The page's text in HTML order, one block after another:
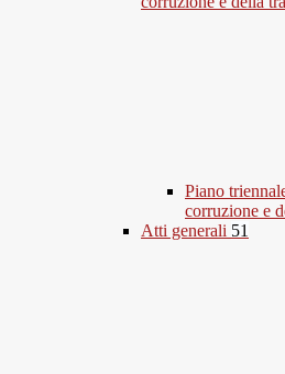
Piano
corruzione e
Atti generali 51